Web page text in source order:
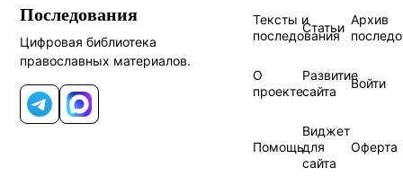
Последования
Цифровая библиотека
православных материалов.
Telegram
MAX
Тексты и
последования
Статьи
Архив
О
проекте
Развитие
сайта
Войти
Помощь
Виджет
для
сайта
Оферта